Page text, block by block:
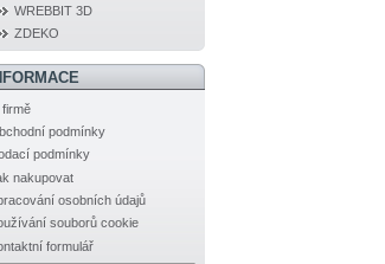
WREBBIT 3D
ZDEKO
podmínky
podmínky
nakupovat
osobních údajů
souborů cookie
formulář